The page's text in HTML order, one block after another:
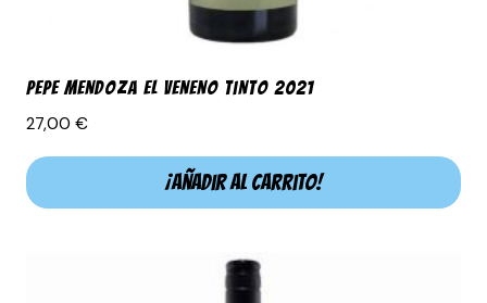
Pepe Mendoza El Veneno Tinto 2021
27,00 €
¡Añadir al carrito!